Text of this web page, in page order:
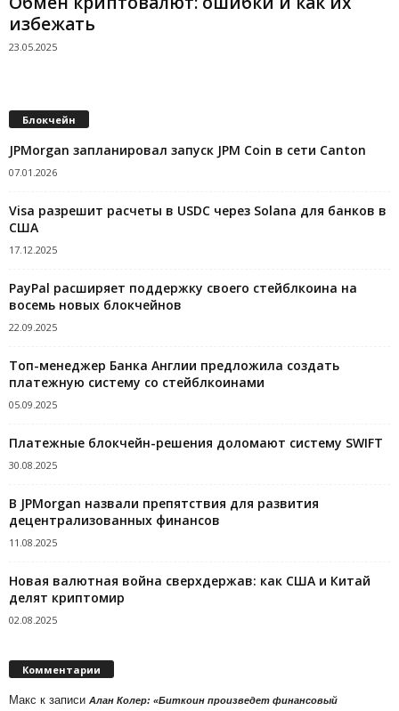
избежать
23.05.2025
Блокчейн
JPMorgan запланировал запуск JPM Coin в сети Canton
07.01.2026
Visa разрешит расчеты в USDC через Solana для банков в
США
17.12.2025
PayPal расширяет поддержку своего стейблкоина на
восемь новых блокчейнов
22.09.2025
Топ-менеджер Банка Англии предложила создать
платежную систему со стейблкоинами
05.09.2025
Платежные блокчейн-решения доломают систему SWIFT
30.08.2025
В JPMorgan назвали препятствия для развития
децентрализованных финансов
11.08.2025
Новая валютная война сверхдержав: как США и Китай
делят криптомир
02.08.2025
Комментарии
Макс к записи Алан Колер: «Биткоин произведет финансовый